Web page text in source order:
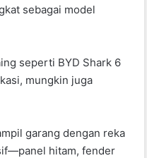
sebagai model
seperti BYD Shark 6
mungkin juga
garang dengan reka
hitam, fender